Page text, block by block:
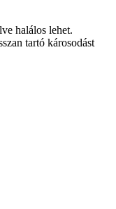
halálos lehet.
tartó károsodást